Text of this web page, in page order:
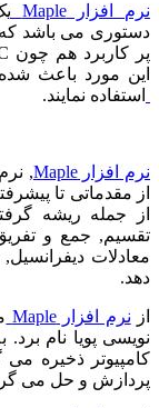
نرم افزارMaple
دستوری می باشد که
پر کاربرد هم چون
این مورد باعث
استفاده نمایند.
نرم افزارMaple
,
از مقدماتی تا
از جمله ریشه
تقسیم, جمع و
معادلات
دهد.
از نرم افزارMaple
نویسی پویا نام
کامپیوتر ذخیره می
پردازش و حل می